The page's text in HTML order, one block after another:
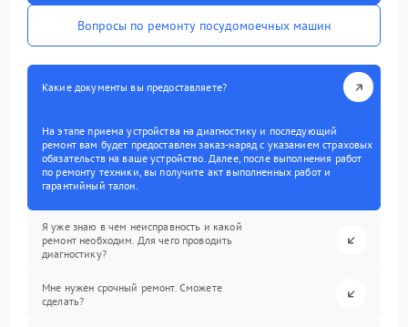
Вопросы по ремонту посудомоечных машин
Какие документы вы предоставляете?
На этапе приема устройства на диагностику и последующий
ремонт вам будет предоставлен заказ-наряд с указанием страховых
обязательств на ваше устройство. Далее, после выполнения работ
по ремонту техники, вы получите акт выполненных работ и
гарантийный талон.
Я уже знаю в чем неисправность и какой
ремонт необходим. Для чего проводить
диагностику?
Мне нужен срочный ремонт. Сможете
сделать?